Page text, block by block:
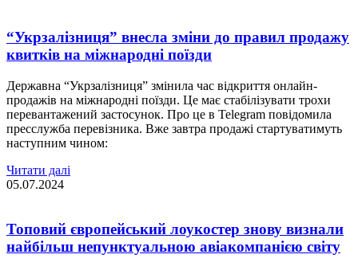
“Укрзалізниця” внесла зміни до правил продажу
квитків на міжнародні поїзди
Державна “Укрзалізниця” змінила час відкриття онлайн-
продажів на міжнародні поїзди. Це має стабілізувати трохи
перевантажений застосунок. Про це в Telegram повідомила
пресслужба перевізника. Вже завтра продажі стартуватимуть
наступним чином:
Читати далі
05.07.2024
Топовий європейський лоукостер знову визнали
найбільш непунктуальною авіакомпанією світу